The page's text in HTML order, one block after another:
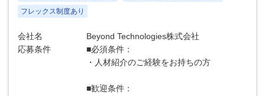
フレックス制度あり
会社名
Beyond Technologies株式会社
応募条件
■必須条件：
・人材紹介のご経験をお持ちの方
■歓迎条件：